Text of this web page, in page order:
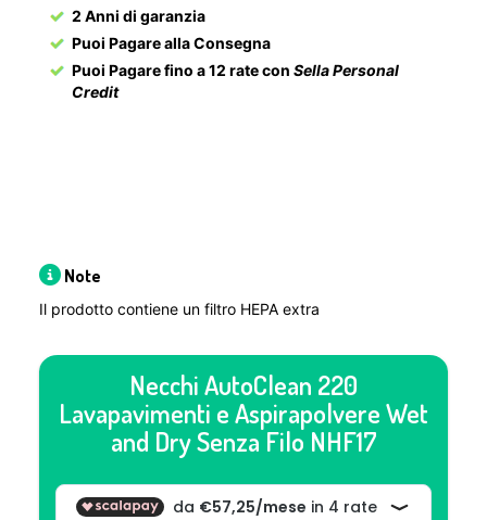
2 Anni di garanzia
Puoi Pagare alla Consegna
Puoi Pagare fino a 12 rate con Sella Personal
Credit
Note
Il prodotto contiene un filtro HEPA extra
Necchi AutoClean 220
Lavapavimenti e Aspirapolvere Wet
and Dry Senza Filo NHF17